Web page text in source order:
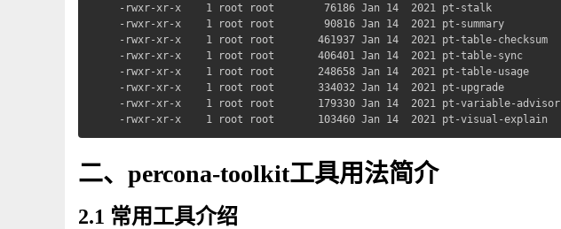
-rwxr-xr-x    1 root root        76186 Jan 14  2021 pt-stalk
-rwxr-xr-x    1 root root        90816 Jan 14  2021 pt-summary
-rwxr-xr-x    1 root root       461937 Jan 14  2021 pt-table-checksum
-rwxr-xr-x    1 root root       406401 Jan 14  2021 pt-table-sync
-rwxr-xr-x    1 root root       248658 Jan 14  2021 pt-table-usage
-rwxr-xr-x    1 root root       334032 Jan 14  2021 pt-upgrade
-rwxr-xr-x    1 root root       179330 Jan 14  2021 pt-variable-advisor
-rwxr-xr-x    1 root root       103460 Jan 14  2021 pt-visual-explain
二、percona-toolkit工具用法简介
2.1 常用工具介绍